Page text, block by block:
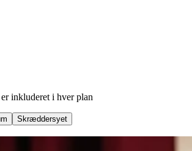
inkluderet i hver plan
Skræddersyet